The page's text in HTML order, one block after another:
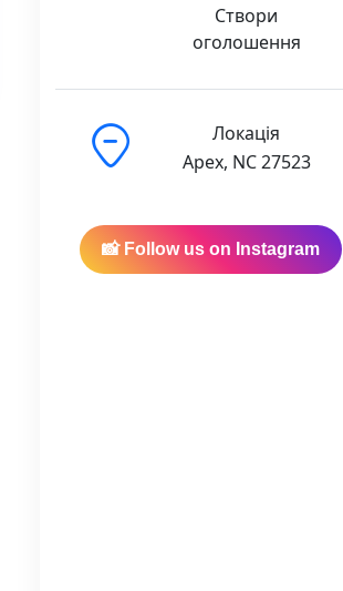
- Юлія Риженко - Crystal Book quantity
Створи
оголошення
Локація
Apex, NC 27523
📸 Follow us on Instagram